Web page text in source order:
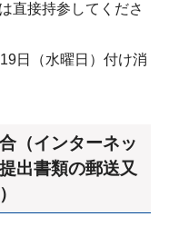
直接持参してくださ
日（水曜日）付け消
（インターネッ
出書類の郵送又